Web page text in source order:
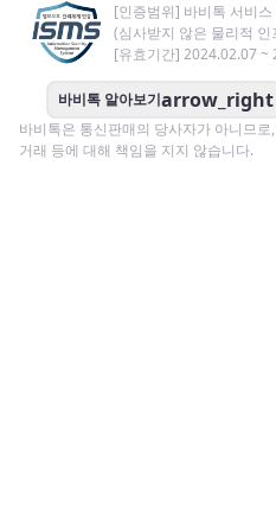
[인증범위] 바비톡 서비스
(심사받지 않은 물리적 인
[유효기간] 2024.02.07 ~
바비톡 알아보기arrow_right
바비톡은 통신판매의 당사자가 아니므
거래 등에 대해 책임을 지지 않습니다.